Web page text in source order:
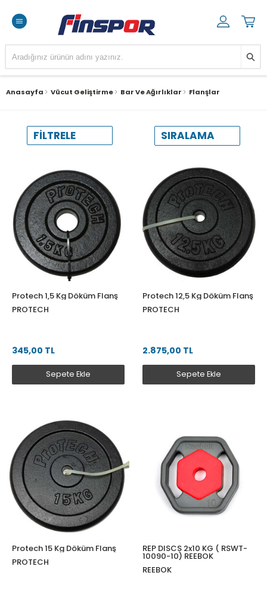
Anasayfa Vücut Geliştirme Bar Ve Ağırlıklar Flanşlar
FILTRELE SIRALAMA
Protech 1,5 Kg Döküm Flanş
PROTECH
345,00 TL
Sepete Ekle
Protech 12,5 Kg Döküm Flanş
PROTECH
2.875,00 TL
Sepete Ekle
Protech 15 Kg Döküm Flanş
PROTECH
REP DISCS 2x10 KG ( RSWT-
10090-10) REEBOK
REEBOK